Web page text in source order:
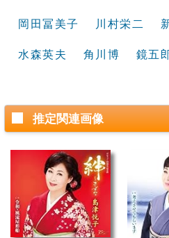
岡田冨美子 川村栄二
水森英夫 角川博 鏡五
推定関連画像